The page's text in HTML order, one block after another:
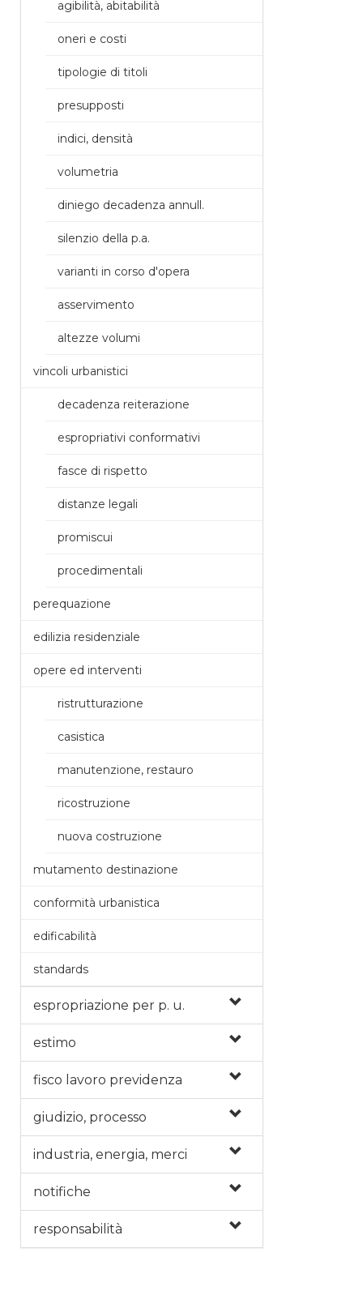
agibilità, abitabilità
oneri e costi
tipologie di titoli
presupposti
indici, densità
volumetria
diniego decadenza annull.
silenzio della p.a.
varianti in corso d'opera
asservimento
altezze volumi
vincoli urbanistici
decadenza reiterazione
espropriativi conformativi
fasce di rispetto
distanze legali
promiscui
procedimentali
perequazione
edilizia residenziale
opere ed interventi
ristrutturazione
casistica
manutenzione, restauro
ricostruzione
nuova costruzione
mutamento destinazione
conformità urbanistica
edificabilità
standards
espropriazione per p. u.
estimo
fisco lavoro previdenza
giudizio, processo
industria, energia, merci
notifiche
responsabilità